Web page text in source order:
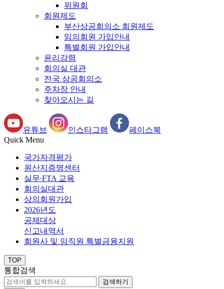
위원회
회원제도
부산상공회의소 회원제도
임의회원 가입안내
특별회원 가입안내
윤리강령
회의실 대관
전국 상공회의소
주차장 안내
찾아오시는 길
유튜브 인스타그램
페이스북
Quick Menu
국가자격평가
원산지증명센터
실무∙FTA 교육
회의실대관
상의회원가입
2026년도
공제대상
신고내역서
회원사 및 임직원 특별금융지원
TOP
통합검색
검색하기